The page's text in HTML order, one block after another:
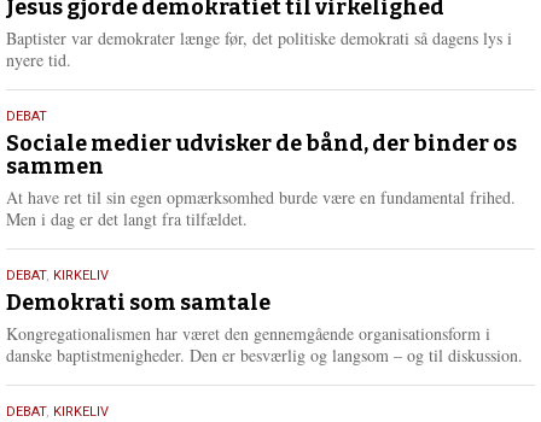
e
r
e
maj
2026
Jesus gjorde demokratiet til virkelighed
Baptister var demokrater længe før, det politiske demokrati så dagens lys i
nyere tid.
18.
maj
2026
DEBAT
Sociale medier udvisker de bånd, der binder os
sammen
At have ret til sin egen opmærksomhed burde være en fundamental frihed.
Men i dag er det langt fra tilfældet.
18.
maj
2026
DEBAT, KIRKELIV
Demokrati som samtale
Kongregationalismen har været den gennemgående organisationsform i
danske baptistmenigheder. Den er besværlig og langsom – og til diskussion.
18.
DEBAT, KIRKELIV